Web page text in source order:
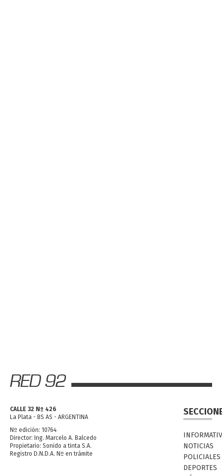
CALLE 32 Nº 426
La Plata - BS AS - ARGENTINA
Nº edición: 10764
Director: Ing. Marcelo A. Balcedo
Propietario: Sonido a tinta S.A.
Registro D.N.D.A. Nº en trámite
NOTICIAS
POLICIALES
DEPORTES